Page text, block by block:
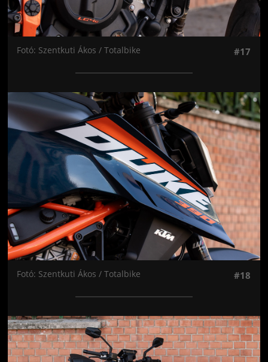
Fotó: Szentkuti Ákos / Totalbike #17
Jön még kép!
Fotó: Szentkuti Ákos / Totalbike #18
Jön még kép!